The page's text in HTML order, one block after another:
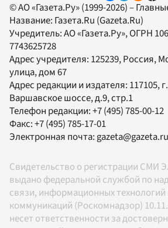
© АО «Газета.Ру» (1999-2026) –
Название: Газета.Ru (Gazeta.Ru)
Учредитель:АО «Газета.Ру», ОГРН
7743625728
Адрес учредителя: 125239, Россия,
улица, дом 67
Адрес редакции и издателя: 117105, г.
Варшавское шоссе, д.9, стр.1
Телефон редакции:+7 (495) 785-00-12
Факс:+7 (495) 785-17-01
Электронная почта:gazeta@gazeta.ru
Свидетельство о регистрации СМИ
выдано федеральной службой по
связи, информационных
коммуникаций (Роскомнадзор)
несет ответственности за